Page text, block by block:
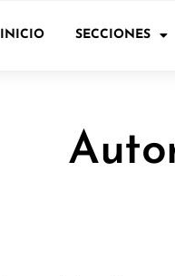
INICIO SECCIONES